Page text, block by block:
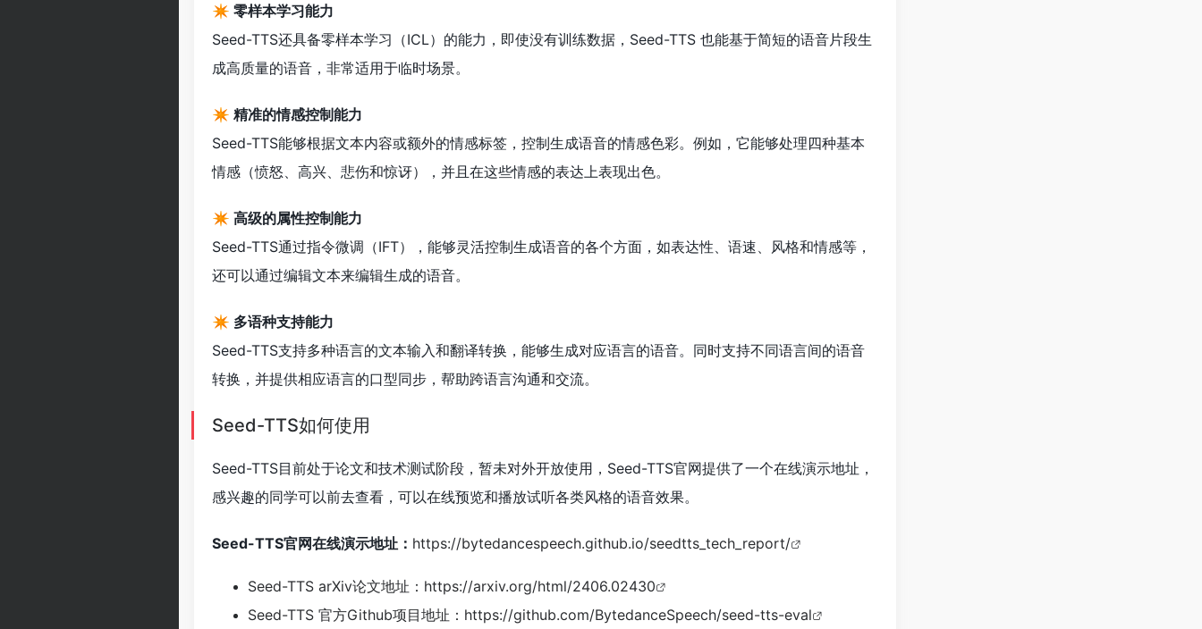
✴️ 零样本学习能力
Seed-TTS还具备零样本学习（ICL）的能力，即使没有训练数据，Seed-TTS 也能基于简短的语音片段生
成高质量的语音，非常适用于临时场景。
✴️ 精准的情感控制能力
Seed-TTS能够根据文本内容或额外的情感标签，控制生成语音的情感色彩。例如，它能够处理四种基本
情感（愤怒、高兴、悲伤和惊讶），并且在这些情感的表达上表现出色。
✴️ 高级的属性控制能力
Seed-TTS通过指令微调（IFT），能够灵活控制生成语音的各个方面，如表达性、语速、风格和情感等，
还可以通过编辑文本来编辑生成的语音。
✴️ 多语种支持能力
Seed-TTS支持多种语言的文本输入和翻译转换，能够生成对应语言的语音。同时支持不同语言间的语音
转换，并提供相应语言的口型同步，帮助跨语言沟通和交流。
Seed-TTS如何使用
Seed-TTS目前处于论文和技术测试阶段，暂未对外开放使用，Seed-TTS官网提供了一个在线演示地址，
感兴趣的同学可以前去查看，可以在线预览和播放试听各类风格的语音效果。
Seed-TTS官网在线演示地址： https://bytedancespeech.github.io/seedtts_tech_report/
Seed-TTS arXiv论文地址： https://arxiv.org/html/2406.02430
Seed-TTS 官方Github项目地址： https://github.com/BytedanceSpeech/seed-tts-eval